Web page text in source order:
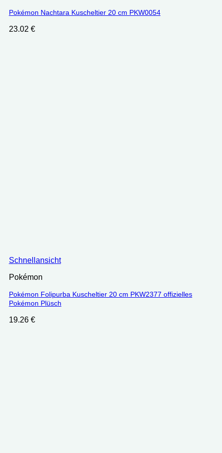
Pokémon Nachtara Kuscheltier 20 cm PKW0054
23.02 €
Schnellansicht
Pokémon
Pokémon Folipurba Kuscheltier 20 cm PKW2377 offizielles
Pokémon Plüsch
19.26 €